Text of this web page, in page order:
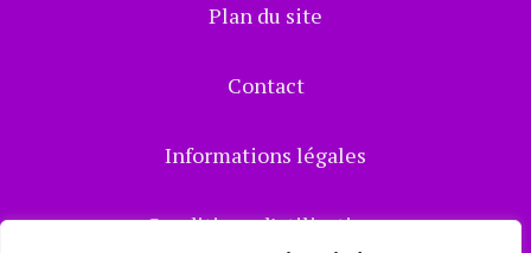
Plan du site
Contact
Informations légales
Conditions d’utilisations